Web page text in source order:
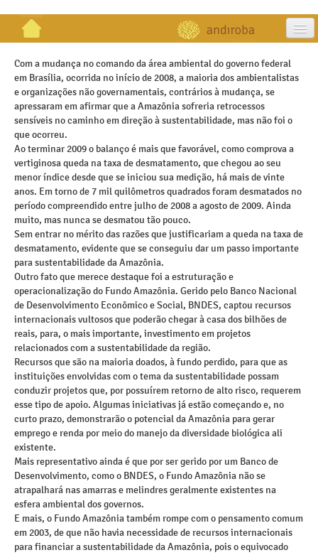
artigos
projetos
publicações
galeria
contato
Com a mudança no comando da área ambiental do governo federal
em Brasília, ocorrida no início de 2008, a maioria dos ambientalistas
e organizações não governamentais, contrários à mudança, se
apressaram em afirmar que a Amazônia sofreria retrocessos
sensíveis no caminho em direção à sustentabilidade, mas não foi o
que ocorreu.
Ao terminar 2009 o balanço é mais que favorável, como comprova a
vertiginosa queda na taxa de desmatamento, que chegou ao seu
menor índice desde que se iniciou sua medição, há mais de vinte
anos. Em torno de 7 mil quilômetros quadrados foram desmatados no
período compreendido entre julho de 2008 a agosto de 2009. Ainda
muito, mas nunca se desmatou tão pouco.
Sem entrar no mérito das razões que justificariam a queda na taxa de
desmatamento, evidente que se conseguiu dar um passo importante
para sustentabilidade da Amazônia.
Outro fato que merece destaque foi a estruturação e
operacionalização do Fundo Amazônia. Gerido pelo Banco Nacional
de Desenvolvimento Econômico e Social, BNDES, captou recursos
internacionais vultosos que poderão chegar à casa dos bilhões de
reais, para, o mais importante, investimento em projetos
relacionados com a sustentabilidade da região.
Recursos que são na maioria doados, à fundo perdido, para que as
instituições envolvidas com o tema da sustentabilidade possam
conduzir projetos que, por possuírem retorno de alto risco, requerem
esse tipo de apoio. Algumas iniciativas já estão começando e, no
curto prazo, demonstrarão o potencial da Amazônia para gerar
emprego e renda por meio do manejo da diversidade biológica ali
existente.
Mais representativo ainda é que por ser gerido por um Banco de
Desenvolvimento, como o BNDES, o Fundo Amazônia não se
atrapalhará nas amarras e melindres geralmente existentes na
esfera ambiental dos governos.
E mais, o Fundo Amazônia também rompe com o pensamento comum
em 2003, de que não havia necessidade de recursos internacionais
para financiar a sustentabilidade da Amazônia, pois o equivocado